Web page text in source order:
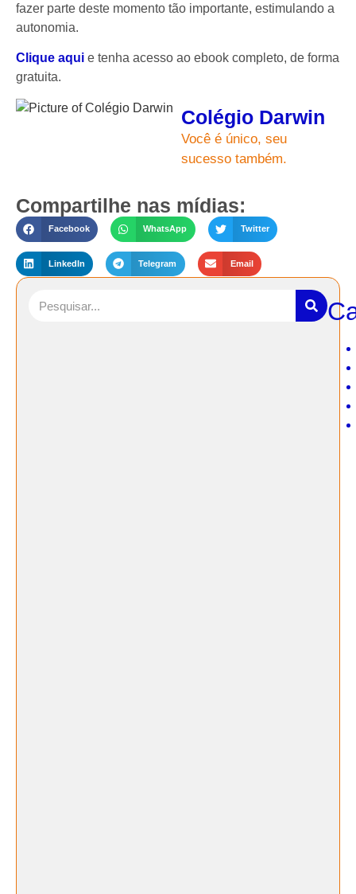
fazer parte deste momento tão importante, estimulando a
autonomia.
Clique aqui e tenha acesso ao ebook completo, de forma
gratuita.
Colégio Darwin
Você é único, seu
sucesso também.
Compartilhe nas mídias:
Facebook WhatsApp Twitter
LinkedIn Telegram Email